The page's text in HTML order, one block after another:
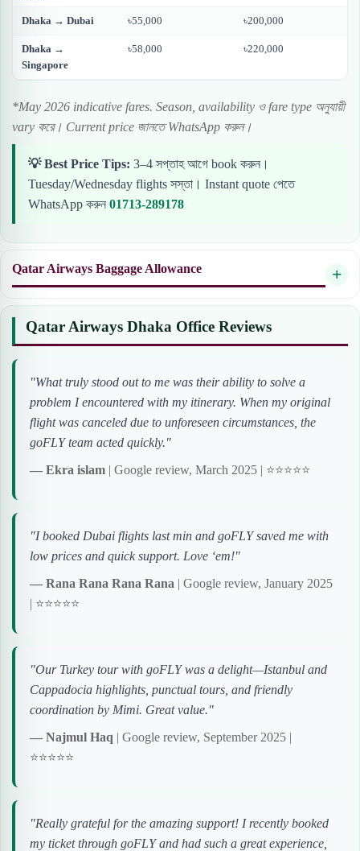
Dhaka → Dubai ৳55,000 ৳200,000
Dhaka →
Singapore
৳58,000 ৳220,000
*May 2026 indicative fares. Season, availability ও fare type অনুযায়ী
vary করে। Current price জানতে WhatsApp করুন।
💡 Best Price Tips: 3–4 সপ্তাহ আগে book করুন।
Tuesday/Wednesday flights সস্তা। Instant quote পেতে
WhatsApp করুন 01713-289178
Qatar Airways Baggage Allowance
Qatar Airways Dhaka Office Reviews
"What truly stood out to me was their ability to solve a
problem I encountered with my itinerary. When my original
flight was canceled due to unforeseen circumstances, the
goFLY team acted quickly."
— Ekra islam | Google review, March 2025 | ⭐⭐⭐⭐⭐
"I booked Dubai flights last min and goFLY saved me with
low prices and quick support. Love ‘em!"
— Rana Rana Rana Rana | Google review, January 2025
| ⭐⭐⭐⭐⭐
"Our Turkey tour with goFLY was a delight—Istanbul and
Cappadocia highlights, punctual tours, and friendly
coordination by Mimi. Great value."
— Najmul Haq | Google review, September 2025 |
⭐⭐⭐⭐⭐
"Really grateful for the amazing support! I recently booked
my ticket through goFLY and had such a great experience,